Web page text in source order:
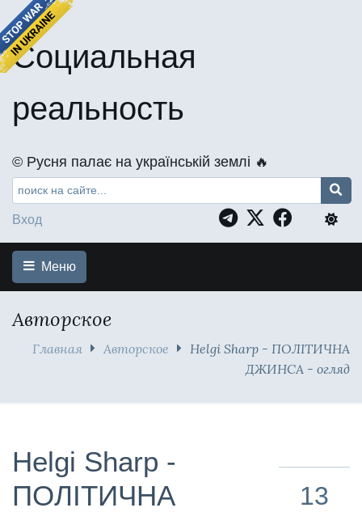
Социальная
реальность
©️ Русня палає на українській землі 🔥
Вход
Меню
Авторское
Главная Авторское
Helgi Sharp - ПОЛІТИЧНА
ДЖИНСА - огляд
Helgi Sharp -
ПОЛІТИЧНА
13